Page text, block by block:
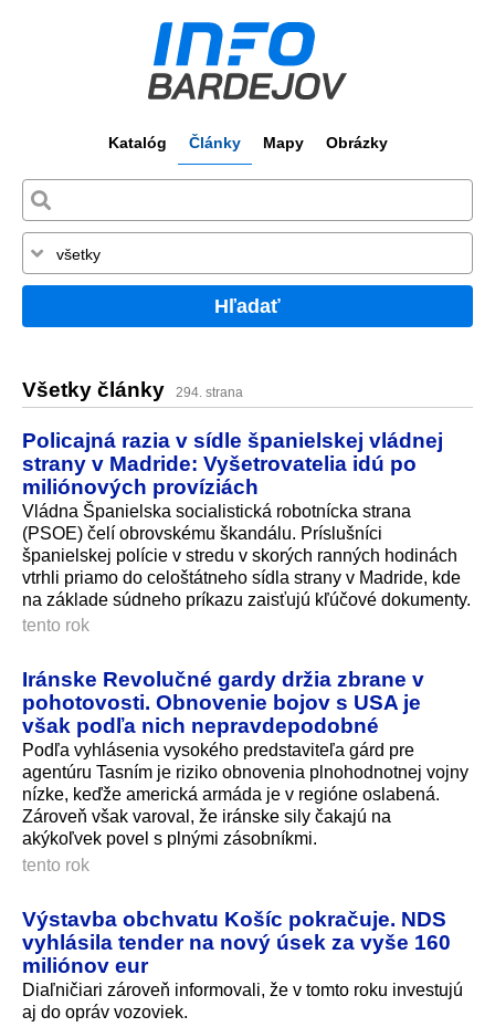
Katalóg Články Mapy Obrázky
Hľadať
Všetky články 294. strana
Policajná razia v sídle španielskej vládnej
strany v Madride: Vyšetrovatelia idú po
miliónových províziách
Vládna Španielska socialistická robotnícka strana
(PSOE) čelí obrovskému škandálu. Príslušníci
španielskej polície v stredu v skorých ranných hodinách
vtrhli priamo do celoštátneho sídla strany v Madride, kde
na základe súdneho príkazu zaisťujú kľúčové dokumenty.
tento rok
Iránske Revolučné gardy držia zbrane v
pohotovosti. Obnovenie bojov s USA je
však podľa nich nepravdepodobné
Podľa vyhlásenia vysokého predstaviteľa gárd pre
agentúru Tasním je riziko obnovenia plnohodnotnej vojny
nízke, keďže americká armáda je v regióne oslabená.
Zároveň však varoval, že iránske sily čakajú na
akýkoľvek povel s plnými zásobníkmi.
tento rok
Výstavba obchvatu Košíc pokračuje. NDS
vyhlásila tender na nový úsek za vyše 160
miliónov eur
Diaľničiari zároveň informovali, že v tomto roku investujú
aj do opráv vozoviek.